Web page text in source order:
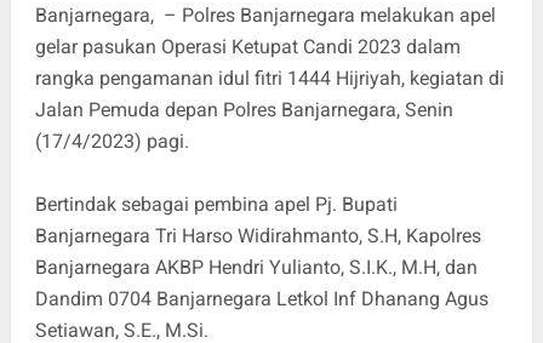
Banjarnegara, – Polres Banjarnegara melakukan apel
gelar pasukan Operasi Ketupat Candi 2023 dalam
rangka pengamanan idul fitri 1444 Hijriyah, kegiatan di
Jalan Pemuda depan Polres Banjarnegara, Senin
(17/4/2023) pagi.
Bertindak sebagai pembina apel Pj. Bupati
Banjarnegara Tri Harso Widirahmanto, S.H, Kapolres
Banjarnegara AKBP Hendri Yulianto, S.I.K., M.H, dan
Dandim 0704 Banjarnegara Letkol Inf Dhanang Agus
Setiawan, S.E., M.Si.